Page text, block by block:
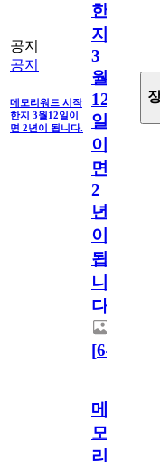
공지
공지
메모리워드 시작
한지 3월12일이
면 2년이 됩니다.
한
지
3
월
12
일
이
면
2
년
이
됩
니
다.
[64
메
모
리